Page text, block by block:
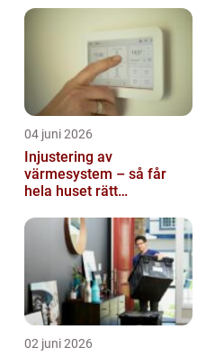
04 juni 2026
Injustering av
värmesystem – så får
hela huset rätt
02 juni 2026